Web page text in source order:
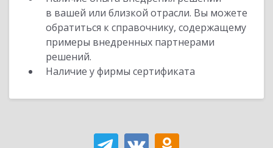
в вашей или близкой отрасли. Вы можете
обратиться к справочнику, содержащему
примеры внедренных партнерами
решений.
Наличие у фирмы сертификата